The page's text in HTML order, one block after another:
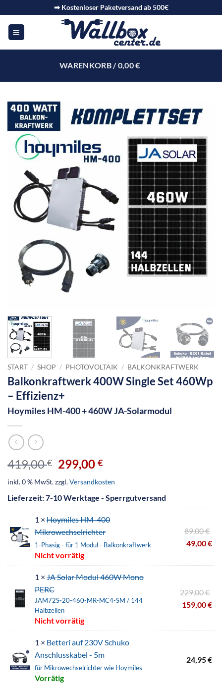
➡ Kostenloser Paketversand ab 500€
WARENKORB /0,00€
START / SHOP / PHOTOVOLTAIK / BALKONKRAFTWERK
Balkonkraftwerk 400W Single Set 460Wp
– Effizienz+
Hoymiles HM-400 + 460W JA-Solarmodul
419,00€ 299,00€
inkl. 0 % MwSt.zzgl.Versandkosten
Lieferzeit:7-10 Werktage - Sperrgutversand
1 × Hoymiles HM-400
Mikrowechselrichter
1-Phasig - für 1 Modul - Balkonkraftwerk
Nicht vorrätig
89,00€
49,00€
1 × JA Solar Modul 460W Mono
PERC
JAM72S-20-460-MR-MC4-SM / 144
Halbzellen
Nicht vorrätig
229,00€
159,00€
1 × Betteri auf 230V Schuko
Anschlusskabel - 5m
für Mikrowechselrichter wie Hoymiles
Vorrätig
24,95€